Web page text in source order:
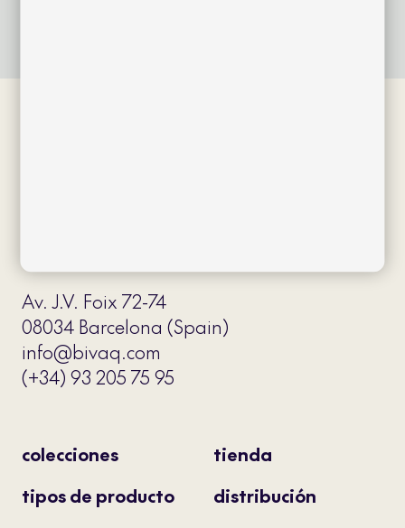
Av. J.V. Foix 72-74
08034 Barcelona (Spain)
info@bivaq.com
(+34) 93 205 75 95
colecciones
tipos de producto
tienda
distribución